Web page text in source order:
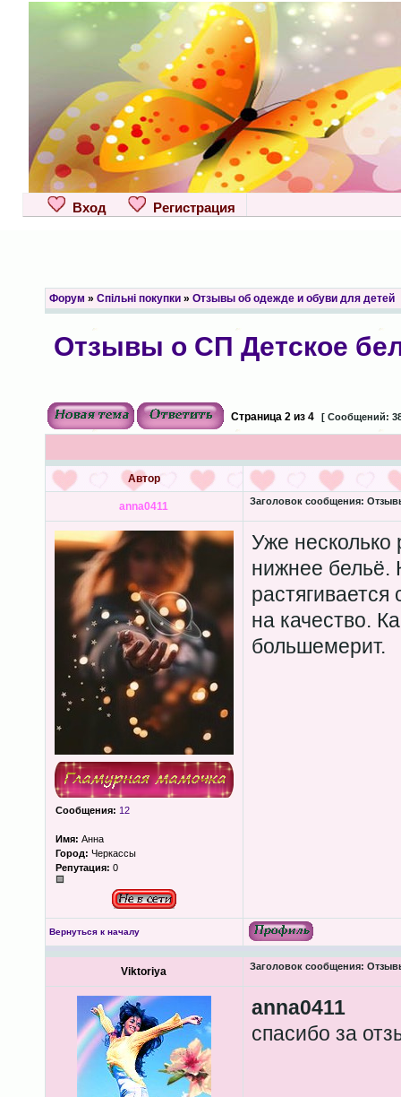
Вход Регистрация
Форум » Спільні покупки» Отзывы об одежде и обуви для детей
Отзывы о СП Детское
Страница 2из 4 [ Сообщений:
Автор
anna0411 Заголовок сообщения:
Сообщения: 12
Имя: Анна
Город: Черкассы
Репутация: 0
Уже
нижнее бельё.
растягивается
на качество.
большемерит.
Вернуться к началу
Viktoriya Заголовок сообщения:
anna0411
спасибо за